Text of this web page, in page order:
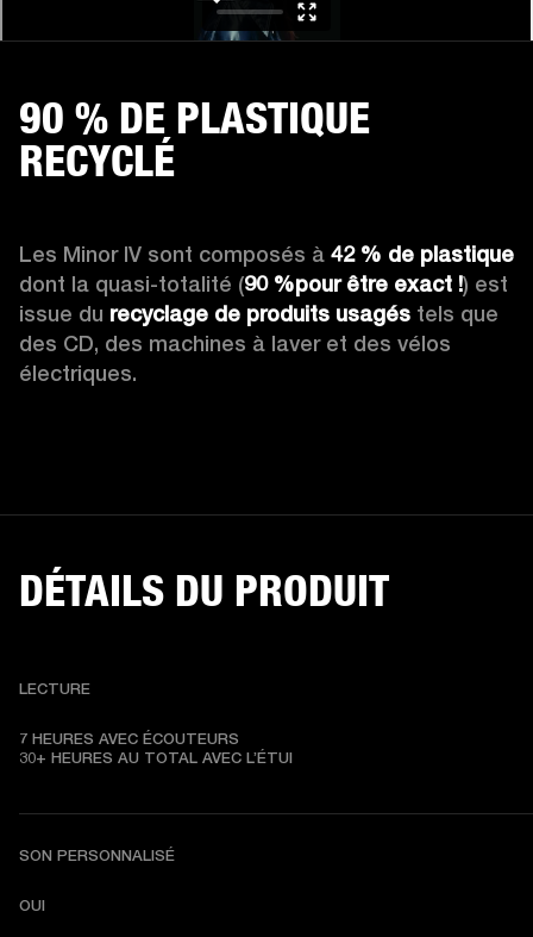
90 % DE PLASTIQUE
RECYCLÉ
Les Minor IV sont composés à 42 % de plastique
dont la quasi-totalité (90 %pour être exact !) est
issue du recyclage de produits usagés tels que
des CD, des machines à laver et des vélos
électriques.
DÉTAILS DU PRODUIT
LECTURE
7 HEURES AVEC ÉCOUTEURS
30+ HEURES AU TOTAL AVEC L’ÉTUI
SON PERSONNALISÉ
OUI